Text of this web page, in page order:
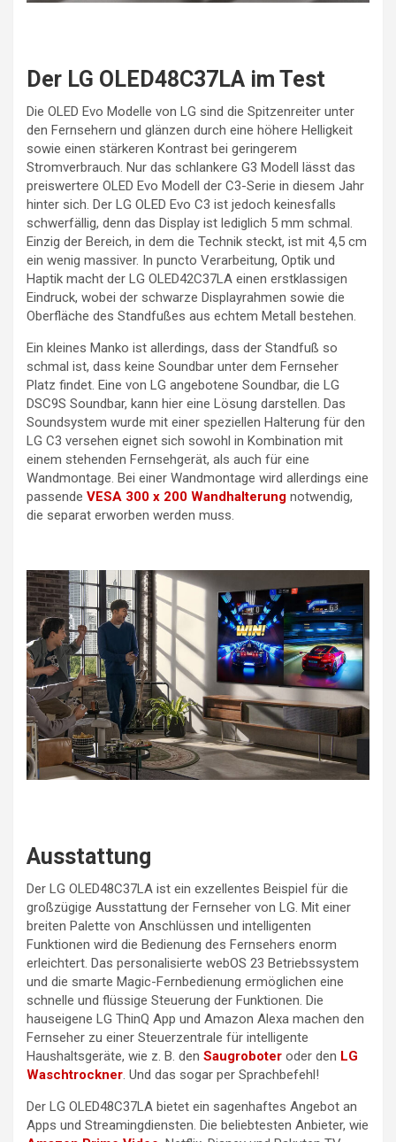
Der LG OLED48C37LA im Test
Die OLED Evo Modelle von LG sind die Spitzenreiter unter
den Fernsehern und glänzen durch eine höhere Helligkeit
sowie einen stärkeren Kontrast bei geringerem
Stromverbrauch. Nur das schlankere G3 Modell lässt das
preiswertere OLED Evo Modell der C3-Serie in diesem Jahr
hinter sich. Der LG OLED Evo C3 ist jedoch keinesfalls
schwerfällig, denn das Display ist lediglich 5 mm schmal.
Einzig der Bereich, in dem die Technik steckt, ist mit 4,5 cm
ein wenig massiver. In puncto Verarbeitung, Optik und
Haptik macht der LG OLED42C37LA einen erstklassigen
Eindruck, wobei der schwarze Displayrahmen sowie die
Oberfläche des Standfußes aus echtem Metall bestehen.
Ein kleines Manko ist allerdings, dass der Standfuß so
schmal ist, dass keine Soundbar unter dem Fernseher
Platz findet. Eine von LG angebotene Soundbar, die LG
DSC9S Soundbar, kann hier eine Lösung darstellen. Das
Soundsystem wurde mit einer speziellen Halterung für den
LG C3 versehen eignet sich sowohl in Kombination mit
einem stehenden Fernsehgerät, als auch für eine
Wandmontage. Bei einer Wandmontage wird allerdings eine
passende VESA 300 x 200 Wandhalterung notwendig,
die separat erworben werden muss.
Ausstattung
Der LG OLED48C37LA ist ein exzellentes Beispiel für die
großzügige Ausstattung der Fernseher von LG. Mit einer
breiten Palette von Anschlüssen und intelligenten
Funktionen wird die Bedienung des Fernsehers enorm
erleichtert. Das personalisierte webOS 23 Betriebssystem
und die smarte Magic-Fernbedienung ermöglichen eine
schnelle und flüssige Steuerung der Funktionen. Die
hauseigene LG ThinQ App und Amazon Alexa machen den
Fernseher zu einer Steuerzentrale für intelligente
Haushaltsgeräte, wie z. B. den Saugroboter oder den LG
Waschtrockner. Und das sogar per Sprachbefehl!
Der LG OLED48C37LA bietet ein sagenhaftes Angebot an
Apps und Streamingdiensten. Die beliebtesten Anbieter, wie